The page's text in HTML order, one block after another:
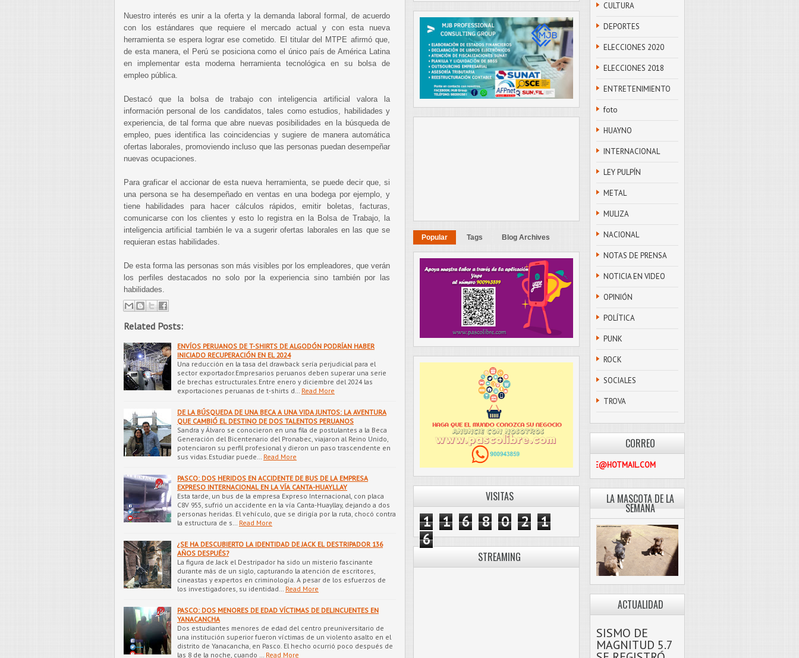
Nuestro interés es unir a la oferta y la demanda laboral formal, de acuerdo
con los estándares que requiere el mercado actual y con esta nueva
herramienta se espera lograr ese cometido. El titular del MTPE afirmó que,
de esta manera, el Perú se posiciona como el único país de América Latina
en implementar esta moderna herramienta tecnológica en su bolsa de
empleo pública.
Destacó que la bolsa de trabajo con inteligencia artificial valora la
información personal de los candidatos, tales como estudios, habilidades y
experiencia, de tal forma que abre nuevas posibilidades en la búsqueda de
empleo, pues identifica las coincidencias y sugiere de manera automática
ofertas laborales, promoviendo incluso que las personas puedan desempeñar
nuevas ocupaciones.
Para graficar el accionar de esta nueva herramienta, se puede decir que, si
una persona se ha desempeñado en ventas en una bodega por ejemplo, y
tiene habilidades para hacer cálculos rápidos, emitir boletas, facturas,
comunicarse con los clientes y esto lo registra en la Bolsa de Trabajo, la
inteligencia artificial también le va a sugerir ofertas laborales en las que se
requieran estas habilidades.
De esta forma las personas son más visibles por los empleadores, que verán
los perfiles destacados no solo por la experiencia sino también por las
habilidades.
Related Posts:
ENVÍOS PERUANOS DE T-SHIRTS DE ALGODÓN PODRÍAN HABER
INICIADO RECUPERACIÓN EN EL 2024
Una reducción en la tasa del drawback sería perjudicial para el
sector exportador.Empresarios peruanos deben superar una serie
de brechas estructurales.Entre enero y diciembre del 2024 las
exportaciones peruanas de t-shirts d…
Read More
DE LA BÚSQUEDA DE UNA BECA A UNA VIDA JUNTOS: LA AVENTURA
QUE CAMBIÓ EL DESTINO DE DOS TALENTOS PERUANOS
Sandra y Álvaro se conocieron en una fila de postulantes a la Beca
Generación del Bicentenario del Pronabec, viajaron al Reino Unido,
potenciaron su perfil profesional y dieron un paso trascendente en
sus vidas.Estudiar puede…
Read More
PASCO: DOS HERIDOS EN ACCIDENTE DE BUS DE LA EMPRESA
EXPRESO INTERNACIONAL EN LA VÍA CANTA-HUAYLLAY
Esta tarde, un bus de la empresa Expreso Internacional, con placa
C8V 955, sufrió un accidente en la vía Canta-Huayllay, dejando a dos
personas heridas. El vehículo, que se dirigía por la ruta, chocó contra
la estructura de s…
Read More
¿SE HA DESCUBIERTO LA IDENTIDAD DE JACK EL DESTRIPADOR 136
AÑOS DESPUÉS?
La figura de Jack el Destripador ha sido un misterio fascinante
durante más de un siglo, capturando la atención de escritores,
cineastas y expertos en criminología. A pesar de los esfuerzos de
los investigadores, su identidad…
Read More
PASCO: DOS MENORES DE EDAD VÍCTIMAS DE DELINCUENTES EN
YANACANCHA
Dos estudiantes menores de edad del centro preuniversitario de
una institución superior fueron víctimas de un violento asalto en el
distrito de Yanacancha, en Pasco. El hecho ocurrió poco después de
las 8 de la noche, cuando …
Read More
Popular Tags Blog Archives
VISITAS
1 1 6 8 0 2
1
6
STREAMING
CULTURA
DEPORTES
ELECCIONES 2020
ELECCIONES 2018
ENTRETENIMIENTO
foto
HUAYNO
INTERNACIONAL
LEY PULPÍN
METAL
MULIZA
NACIONAL
NOTAS DE PRENSA
NOTICIA EN VIDEO
OPINIÓN
POLÍTICA
PUNK
ROCK
SOCIALES
TROVA
CORREO
PASCOLIBRE@HOTMAIL.COM
LA MASCOTA DE LA
SEMANA
ACTUALIDAD
SISMO DE
MAGNITUD 5.7